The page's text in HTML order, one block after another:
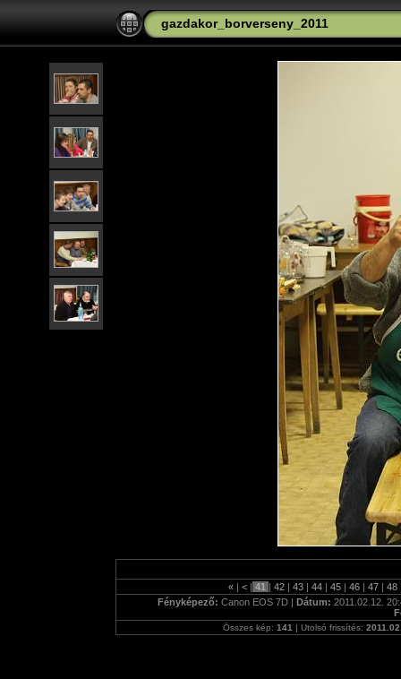
gazdakor_borverseny_2011
« | < | 41 | 42 | 43 | 44 | 45 | 46 | 47 | 48
Fényképező: Canon EOS 7D | Dátum: 2011.02.12.
Összes kép: 141 | Utolsó frissítés: